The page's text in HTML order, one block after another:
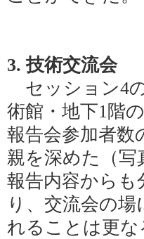
3. 技術交流会
セッション4
術館・地下1階
報告会参加者数
親を深めた（写
報告内容から
り、交流会の
れることは更